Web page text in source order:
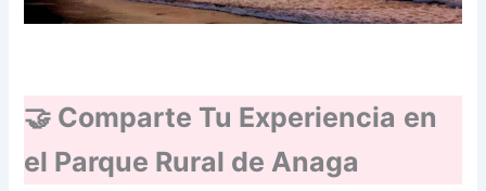
🤝 Comparte Tu Experiencia en
el Parque Rural de Anaga